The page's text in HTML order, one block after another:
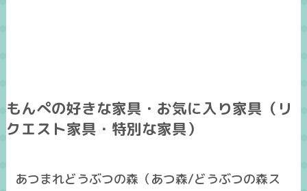
もんぺの好きな家具・お気に入り家具（リ
クエスト家具・特別な家具）
あつまれどうぶつの森（あつ森/どうぶつの森ス